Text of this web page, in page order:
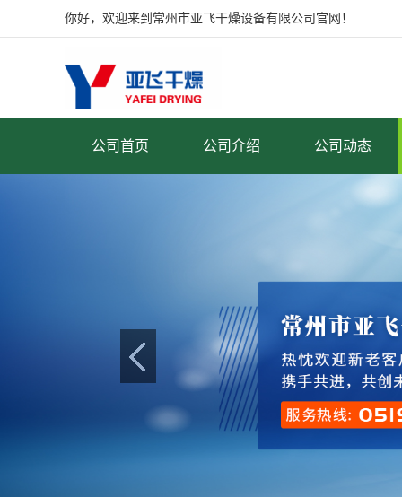
你好，欢迎来到常州市亚飞干燥设备有限公司官网！
公司首页 公司介绍 公司动态